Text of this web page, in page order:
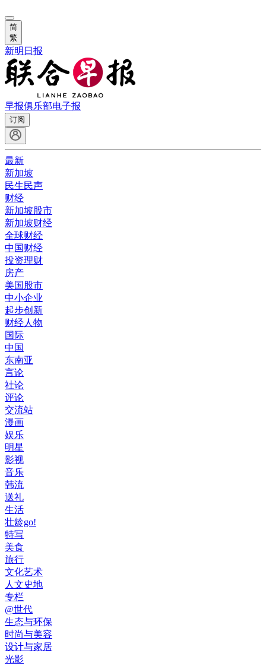
简
繁
新明日报
早报俱乐部电子报
订阅
最新
新加坡
民生民声
财经
新加坡股市
新加坡财经
全球财经
中国财经
投资理财
房产
美国股市
中小企业
起步创新
财经人物
国际
中国
东南亚
言论
社论
评论
交流站
漫画
娱乐
明星
影视
音乐
韩流
送礼
生活
壮龄go!
特写
美食
旅行
文化艺术
人文史地
专栏
@世代
生态与环保
时尚与美容
设计与家居
光影